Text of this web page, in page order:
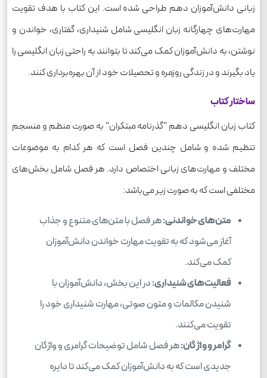
زبانی دانش‌آموزان دهم طراحی شده است. این کتاب با هدف تقویت
مهارت‌های چهارگانه زبان انگلیسی شامل شنیداری، گفتاری، خواندن و
نوشتن، به دانش‌آموزان کمک می‌کند تا بتوانند به راحتی زبان انگلیسی را
یاد بگیرند و در زندگی روزمره و تحصیلات خود از آن بهره‌برداری کنند.
ساختار کتاب
کتاب زبان انگلیسی دهم "گذرنامه مبتکران" به صورت منظم و منسجم
تنظیم شده و شامل چندین فصل است که هر کدام به موضوعات
مختلف و مهارت‌های زبانی اختصاص دارد. هر فصل شامل بخش‌های
مختلفی است که به صورت زیر می‌باشد:
متن‌های خواندنی:هر فصل با متن‌های متنوع و جذاب
آغاز می‌شود که به تقویت مهارت خواندن دانش‌آموزان
کمک می‌کند.
فعالیت‌های شنیداری:در این بخش، دانش‌آموزان با
شنیدن مکالمات و متون صوتی، مهارت شنیداری خود را
تقویت می‌کنند.
گرامر و واژگان:هر فصل شامل توضیحات گرامری و واژگان
جدیدی است که به دانش‌آموزان کمک می‌کند تا دایره